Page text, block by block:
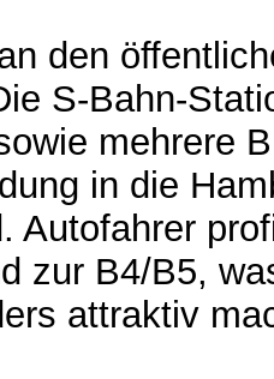
den
S-Bahn-
mehrere
in die
Autofahrer
zur B4/B5,
attraktiv